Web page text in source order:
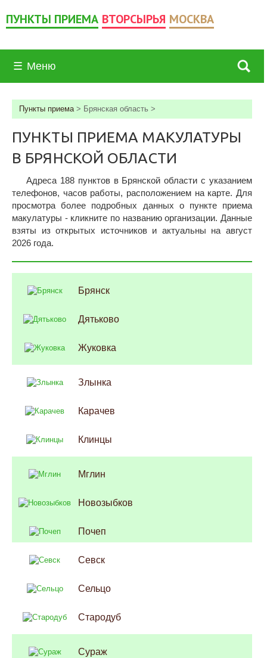
ПУНКТЫ ПРИЕМА ВТОРСЫРЬЯ МОСКВА
☰ Меню
Пункты приема> Брянская область >
ПУНКТЫ ПРИЕМА МАКУЛАТУРЫ
В БРЯНСКОЙ ОБЛАСТИ
Адреса 188 пунктов в Брянской области c указанием
телефонов, часов работы, расположением на карте. Для
просмотра более подробных данных о пункте приема
макулатуры - кликните по названию организации. Данные
взяты из открытых источников и актуальны на август
2026 года.
Брянск
Дятьково
Жуковка
Злынка
Карачев
Клинцы
Мглин
Новозыбков
Почеп
Севск
Сельцо
Стародуб
Сураж